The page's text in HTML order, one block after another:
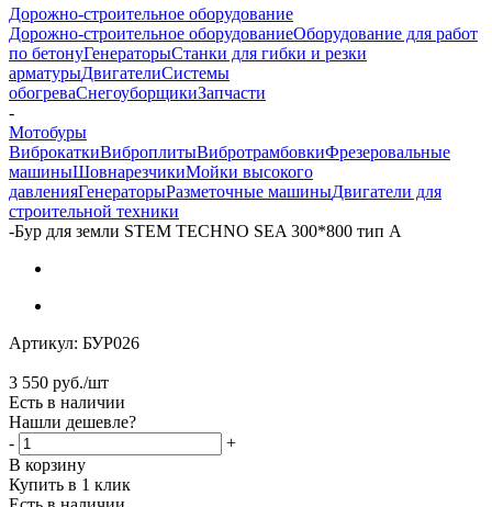
Дорожно-строительное оборудование
Дорожно-строительное оборудованиеОборудование для работ
по бетонуГенераторыСтанки для гибки и резки
арматурыДвигателиСистемы
обогреваСнегоуборщикиЗапчасти
-
Мотобуры
ВиброкаткиВиброплитыВибротрамбовкиФрезеровальные
машиныШовнарезчикиМойки высокого
давленияГенераторыРазметочные машиныДвигатели для
строительной техники
-Бур для земли STEM TECHNO SEA 300*800 тип А
Артикул: БУР026
3 550 руб./шт
Есть в наличии
Нашли дешевле?
-
+
В корзину
Купить в 1 клик